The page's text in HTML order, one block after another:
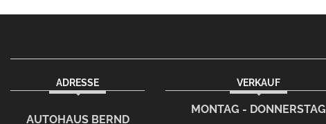
ADRESSE
AUTOHAUS BERND
VERKAUF
MONTAG - DONNERSTAG